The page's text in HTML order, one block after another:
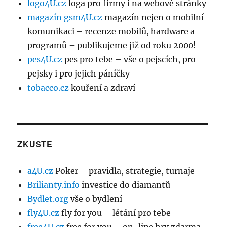
logo4U.cz loga pro firmy i na webové stránky
magazín gsm4U.cz magazín nejen o mobilní
komunikaci – recenze mobilů, hardware a
programů – publikujeme již od roku 2000!
pes4U.cz pes pro tebe – vše o pejscích, pro
pejsky i pro jejich páníčky
tobacco.cz kouření a zdraví
ZKUSTE
a4U.cz Poker – pravidla, strategie, turnaje
Brilianty.info investice do diamantů
Bydlet.org vše o bydlení
fly4U.cz fly for you – létání pro tebe